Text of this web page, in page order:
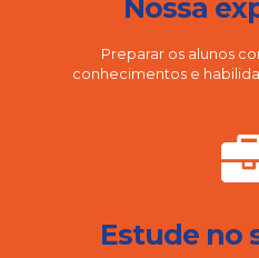
Nossa
Preparar os alunos
conhecimentos e
Estude no